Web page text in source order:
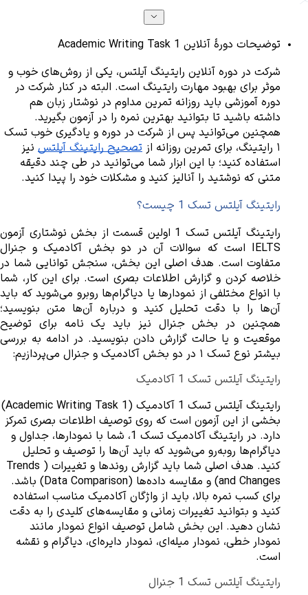
توضیحات دورهٔ آنلاین Academic Writing Task 1
۱ رایتینگ، برای تمرین روزانه از
تصحیح رایتینگ آیلتس
متنی که نوشتید را آنالیز کنید و مشکلات خود را پیدا کنید.
رایتینگ آیلتس تسک 1 چیست؟
بیشتر نوع تسک ۱ در دو بخش آکادمیک و جنرال می‌پردازیم:
رایتینگ آیلتس تسک 1 آکادمیک
کنید. هدف اصلی شما باید گزارش روندها و تغییرات (Trends
است.
رایتینگ آیلتس تسک 1 جنرال